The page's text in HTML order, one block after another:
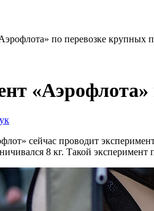
по перевозке крупных
«Аэрофлота»
сейчас проводит
8 кг. Такой эксперимент